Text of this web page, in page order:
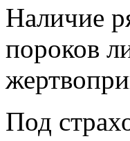
Наличие
пороков
Под